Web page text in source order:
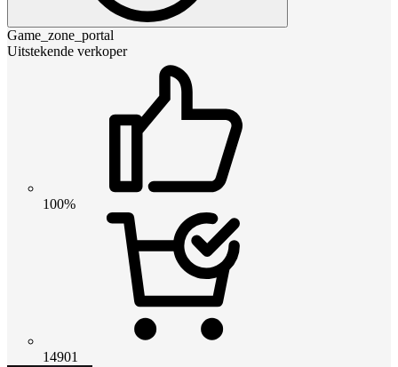
Game_zone_portal
Uitstekende verkoper
100%
14901